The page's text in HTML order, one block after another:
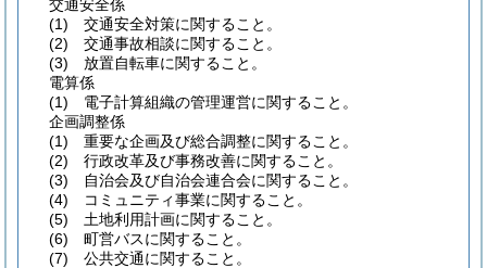
交通安全係
(1) 交通安全対策に関すること。
(2) 交通事故相談に関すること。
(3) 放置自転車に関すること。
電算係
(1) 電子計算組織の管理運営に関すること。
企画調整係
(1) 重要な企画及び総合調整に関すること。
(2) 行政改革及び事務改善に関すること。
(3) 自治会及び自治会連合会に関すること。
(4) コミュニティ事業に関すること。
(5) 土地利用計画に関すること。
(6) 町営バスに関すること。
(7) 公共交通に関すること。